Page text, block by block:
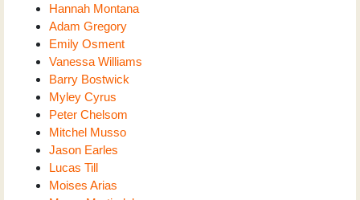
Hannah Montana
Adam Gregory
Emily Osment
Vanessa Williams
Barry Bostwick
Myley Cyrus
Peter Chelsom
Mitchel Musso
Jason Earles
Lucas Till
Moises Arias